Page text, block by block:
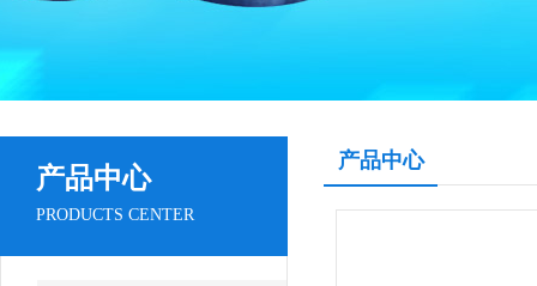
产品中心
PRODUCTS CENTER
产品中心